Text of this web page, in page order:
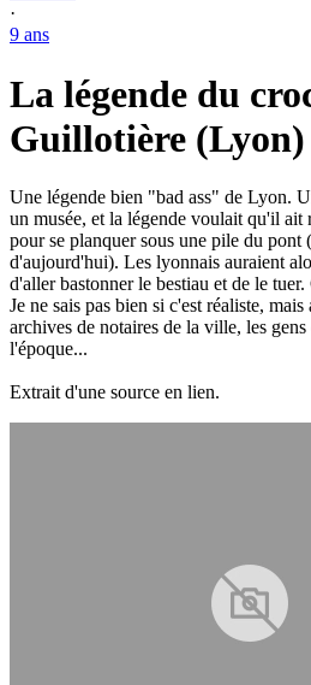
·
9 ans
La légende du
Guillotière (Lyon)
Une légende bien "bad ass" de Lyon.
un musée, et la légende voulait qu'il ait
pour se planquer sous une pile du pont
d'aujourd'hui). Les lyonnais auraient
d'aller bastonner le bestiau et de le
Je ne sais pas bien si c'est réaliste,
archives de notaires de la ville, les
l'époque...
Extrait d'une source en lien.